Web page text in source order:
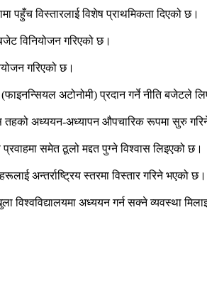
पहुँच विस्तारलाई विशेष प्राथमिकता दिएको छ।
विनियोजन गरिएको छ।
गरिएको छ।
अटोनोमी) प्रदान गर्ने नीति बजेटले
तहको अध्ययन-अध्यापन औपचारिक रूपमा सुरु
समेत ठूलो मद्दत पुग्ने विश्वास लिइएको छ।
अन्तर्राष्ट्रिय स्तरमा विस्तार गरिने भएको छ।
विश्वविद्यालयमा अध्ययन गर्न सक्ने व्यवस्था